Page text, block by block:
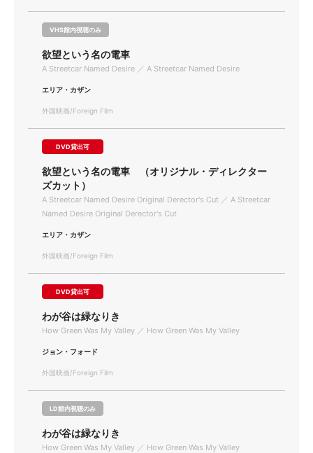
VHS館内視聴のみ
欲望という名の電車
A Streetcar Named Desire ／ A Streetcar Named Desire
エリア・カザン
外国映画/Foreign Film
DVD貸出可
欲望という名の電車 （オリジナル・ディレクター
ズカット）
A Streetcar Named Desire Original Derector's Cut ／ A Streetcar
Named Desire Original Derector's Cut
エリア・カザン
外国映画/Foreign Film
DVD貸出可
わが谷は緑なりき
How Green Was My Valley ／ How Green Was My Valley
ジョン・フォード
外国映画/Foreign Film
LD館内視聴のみ
わが谷は緑なりき
How Green Was My Valley ／ How Green Was My Valley